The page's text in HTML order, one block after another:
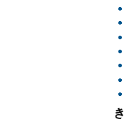
き